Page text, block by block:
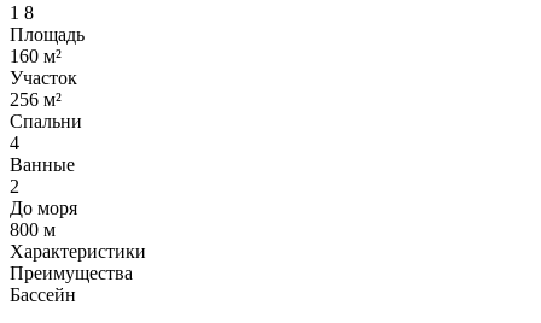
1 8
Площадь
160 м²
Участок
256 м²
Спальни
4
Ванные
2
До моря
800 м
Характеристики
Преимущества
Бассейн